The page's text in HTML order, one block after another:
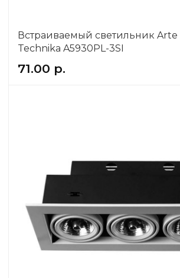
Встраиваемый светильник Arte
Technika A5930PL-3SI
71.00 р.